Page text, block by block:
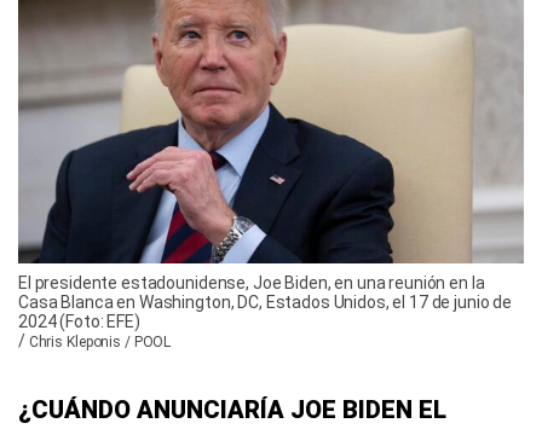
El presidente estadounidense, Joe Biden, en una reunión en la
Casa Blanca en Washington, DC, Estados Unidos, el 17 de junio de
2024 (Foto: EFE)
/ Chris Kleponis / POOL
¿CUÁNDO ANUNCIARÍA JOE BIDEN EL